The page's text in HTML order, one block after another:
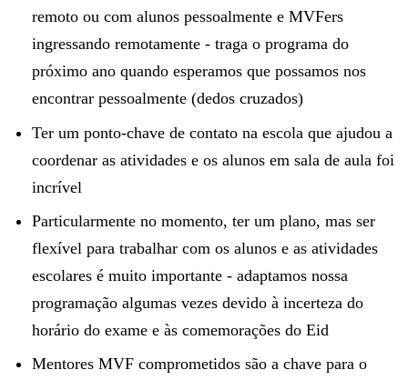
remoto ou com alunos pessoalmente e MVFers
ingressando remotamente - traga o programa do
próximo ano quando esperamos que possamos nos
encontrar pessoalmente (dedos cruzados)
Ter um ponto-chave de contato na escola que ajudou a
coordenar as atividades e os alunos em sala de aula foi
incrível
Particularmente no momento, ter um plano, mas ser
flexível para trabalhar com os alunos e as atividades
escolares é muito importante - adaptamos nossa
programação algumas vezes devido à incerteza do
horário do exame e às comemorações do Eid
Mentores MVF comprometidos são a chave para o